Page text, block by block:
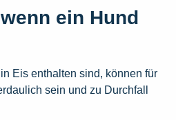
ein Hund
Eis enthalten sind, können für
sein und zu Durchfall